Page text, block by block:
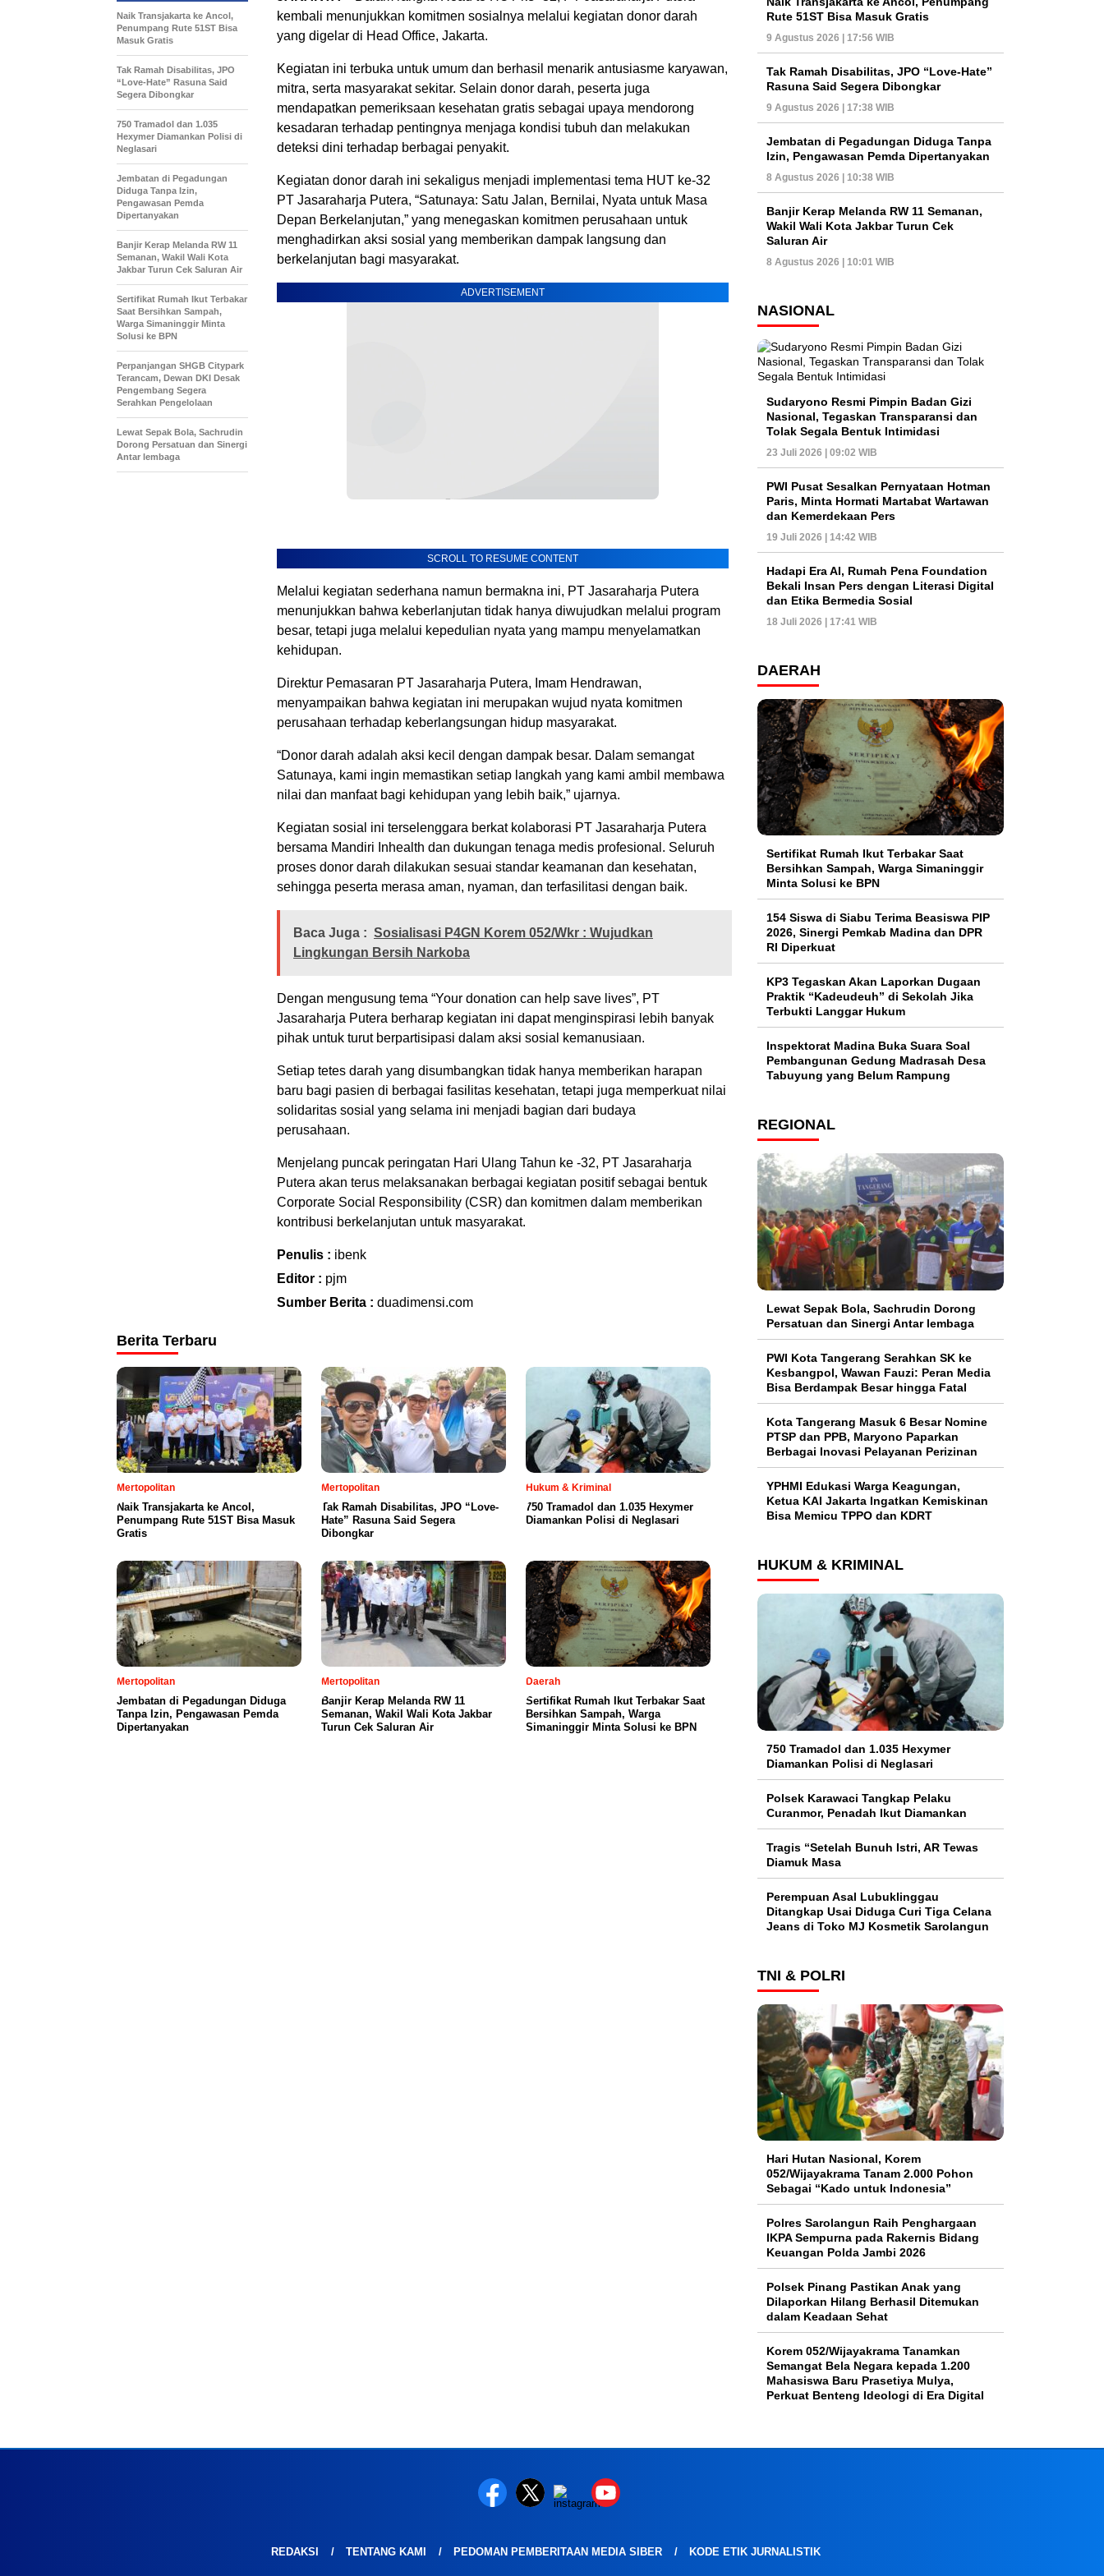
kembali menunjukkan komitmen sosialnya melalui kegiatan donor darah
yang digelar di Head Office, Jakarta.
Kegiatan ini terbuka untuk umum dan berhasil menarik antusiasme karyawan,
mitra, serta masyarakat sekitar. Selain donor darah, peserta juga
mendapatkan pemeriksaan kesehatan gratis sebagai upaya mendorong
kesadaran terhadap pentingnya menjaga kondisi tubuh dan melakukan
deteksi dini terhadap berbagai penyakit.
Kegiatan donor darah ini sekaligus menjadi implementasi tema HUT ke-32
PT Jasaraharja Putera, “Satunaya: Satu Jalan, Bernilai, Nyata untuk Masa
Depan Berkelanjutan,” yang menegaskan komitmen perusahaan untuk
menghadirkan aksi sosial yang memberikan dampak langsung dan
berkelanjutan bagi masyarakat.
ADVERTISEMENT
SCROLL TO RESUME CONTENT
Melalui kegiatan sederhana namun bermakna ini, PT Jasaraharja Putera
menunjukkan bahwa keberlanjutan tidak hanya diwujudkan melalui program
besar, tetapi juga melalui kepedulian nyata yang mampu menyelamatkan
kehidupan.
Direktur Pemasaran PT Jasaraharja Putera, Imam Hendrawan,
menyampaikan bahwa kegiatan ini merupakan wujud nyata komitmen
perusahaan terhadap keberlangsungan hidup masyarakat.
“Donor darah adalah aksi kecil dengan dampak besar. Dalam semangat
Satunaya, kami ingin memastikan setiap langkah yang kami ambil membawa
nilai dan manfaat bagi kehidupan yang lebih baik,” ujarnya.
Kegiatan sosial ini terselenggara berkat kolaborasi PT Jasaraharja Putera
bersama Mandiri Inhealth dan dukungan tenaga medis profesional. Seluruh
proses donor darah dilakukan sesuai standar keamanan dan kesehatan,
sehingga peserta merasa aman, nyaman, dan terfasilitasi dengan baik.
Baca Juga : Sosialisasi P4GN Korem 052/Wkr : Wujudkan
Lingkungan Bersih Narkoba
Dengan mengusung tema “Your donation can help save lives”, PT
Jasaraharja Putera berharap kegiatan ini dapat menginspirasi lebih banyak
pihak untuk turut berpartisipasi dalam aksi sosial kemanusiaan.
Setiap tetes darah yang disumbangkan tidak hanya memberikan harapan
baru bagi pasien di berbagai fasilitas kesehatan, tetapi juga memperkuat nilai
solidaritas sosial yang selama ini menjadi bagian dari budaya
perusahaan.
Menjelang puncak peringatan Hari Ulang Tahun ke -32, PT Jasaraharja
Putera akan terus melaksanakan berbagai kegiatan positif sebagai bentuk
Corporate Social Responsibility (CSR) dan komitmen dalam memberikan
kontribusi berkelanjutan untuk masyarakat.
Penulis : ibenk
Editor : pjm
Sumber Berita : duadimensi.com
Naik Transjakarta ke Ancol,
Penumpang Rute 51ST Bisa
Masuk Gratis
Tak Ramah Disabilitas, JPO
“Love-Hate” Rasuna Said
Segera Dibongkar
750 Tramadol dan 1.035
Hexymer Diamankan Polisi di
Neglasari
Jembatan di Pegadungan
Diduga Tanpa Izin,
Pengawasan Pemda
Dipertanyakan
Banjir Kerap Melanda RW 11
Semanan, Wakil Wali Kota
Jakbar Turun Cek Saluran Air
Sertifikat Rumah Ikut Terbakar
Saat Bersihkan Sampah,
Warga Simaninggir Minta
Solusi ke BPN
Perpanjangan SHGB Citypark
Terancam, Dewan DKI Desak
Pengembang Segera
Serahkan Pengelolaan
Lewat Sepak Bola, Sachrudin
Dorong Persatuan dan Sinergi
Antar lembaga
Berita Terbaru
Mertopolitan
Naik Transjakarta ke Ancol,
Penumpang Rute 51ST Bisa Masuk
Gratis
Mertopolitan
Tak Ramah Disabilitas, JPO “Love-
Hate” Rasuna Said Segera
Dibongkar
Hukum & Kriminal
750 Tramadol dan 1.035 Hexymer
Diamankan Polisi di Neglasari
Mertopolitan
Jembatan di Pegadungan Diduga
Tanpa Izin, Pengawasan Pemda
Dipertanyakan
Mertopolitan
Banjir Kerap Melanda RW 11
Semanan, Wakil Wali Kota Jakbar
Turun Cek Saluran Air
Daerah
Sertifikat Rumah Ikut Terbakar Saat
Bersihkan Sampah, Warga
Simaninggir Minta Solusi ke BPN
Rute 51ST Bisa Masuk Gratis
9 Agustus 2026 | 17:56 WIB
Tak Ramah Disabilitas, JPO “Love-Hate”
Rasuna Said Segera Dibongkar
9 Agustus 2026 | 17:38 WIB
Jembatan di Pegadungan Diduga Tanpa
Izin, Pengawasan Pemda Dipertanyakan
8 Agustus 2026 | 10:38 WIB
Banjir Kerap Melanda RW 11 Semanan,
Wakil Wali Kota Jakbar Turun Cek
Saluran Air
8 Agustus 2026 | 10:01 WIB
NASIONAL
Sudaryono Resmi Pimpin Badan Gizi
Nasional, Tegaskan Transparansi dan
Tolak Segala Bentuk Intimidasi
23 Juli 2026 | 09:02 WIB
PWI Pusat Sesalkan Pernyataan Hotman
Paris, Minta Hormati Martabat Wartawan
dan Kemerdekaan Pers
19 Juli 2026 | 14:42 WIB
Hadapi Era AI, Rumah Pena Foundation
Bekali Insan Pers dengan Literasi Digital
dan Etika Bermedia Sosial
18 Juli 2026 | 17:41 WIB
DAERAH
Sertifikat Rumah Ikut Terbakar Saat
Bersihkan Sampah, Warga Simaninggir
Minta Solusi ke BPN
154 Siswa di Siabu Terima Beasiswa PIP
2026, Sinergi Pemkab Madina dan DPR
RI Diperkuat
KP3 Tegaskan Akan Laporkan Dugaan
Praktik “Kadeudeuh” di Sekolah Jika
Terbukti Langgar Hukum
Inspektorat Madina Buka Suara Soal
Pembangunan Gedung Madrasah Desa
Tabuyung yang Belum Rampung
REGIONAL
Lewat Sepak Bola, Sachrudin Dorong
Persatuan dan Sinergi Antar lembaga
PWI Kota Tangerang Serahkan SK ke
Kesbangpol, Wawan Fauzi: Peran Media
Bisa Berdampak Besar hingga Fatal
Kota Tangerang Masuk 6 Besar Nomine
PTSP dan PPB, Maryono Paparkan
Berbagai Inovasi Pelayanan Perizinan
YPHMI Edukasi Warga Keagungan,
Ketua KAI Jakarta Ingatkan Kemiskinan
Bisa Memicu TPPO dan KDRT
HUKUM & KRIMINAL
750 Tramadol dan 1.035 Hexymer
Diamankan Polisi di Neglasari
Polsek Karawaci Tangkap Pelaku
Curanmor, Penadah Ikut Diamankan
Tragis “Setelah Bunuh Istri, AR Tewas
Diamuk Masa
Perempuan Asal Lubuklinggau
Ditangkap Usai Diduga Curi Tiga Celana
Jeans di Toko MJ Kosmetik Sarolangun
TNI & POLRI
Hari Hutan Nasional, Korem
052/Wijayakrama Tanam 2.000 Pohon
Sebagai “Kado untuk Indonesia”
Polres Sarolangun Raih Penghargaan
IKPA Sempurna pada Rakernis Bidang
Keuangan Polda Jambi 2026
Polsek Pinang Pastikan Anak yang
Dilaporkan Hilang Berhasil Ditemukan
dalam Keadaan Sehat
Korem 052/Wijayakrama Tanamkan
Semangat Bela Negara kepada 1.200
Mahasiswa Baru Prasetiya Mulya,
Perkuat Benteng Ideologi di Era Digital
REDAKSI TENTANG KAMI PEDOMAN PEMBERITAAN MEDIA SIBER KODE ETIK JURNALISTIK